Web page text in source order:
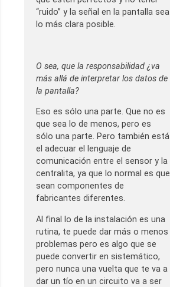
“ruido” y la señal en la pantalla sea
lo más clara posible.
O sea, que la responsabilidad ¿va
más allá de interpretar los datos de
la pantalla?
Eso es sólo una parte. Que no es
que sea lo de menos, pero es
sólo una parte. Pero también está
el adecuar el lenguaje de
comunicación entre el sensor y la
centralita, ya que lo normal es que
sean componentes de
fabricantes diferentes.
Al final lo de la instalación es una
rutina, te puede dar más o menos
problemas pero es algo que se
puede convertir en sistemático,
pero nunca una vuelta que te va a
dar un tío en un circuito va a ser